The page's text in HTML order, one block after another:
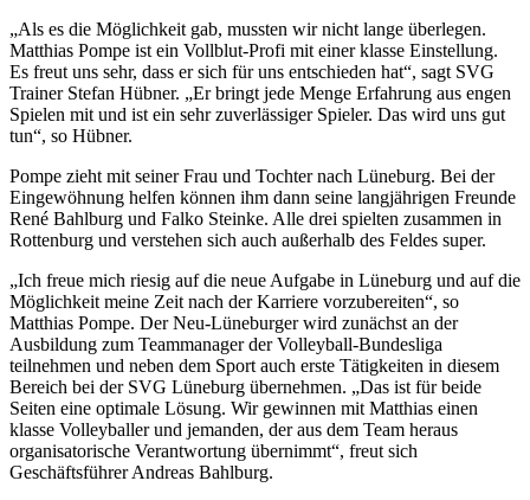
„Als es die Möglichkeit gab, mussten wir nicht lange überlegen.
Matthias Pompe ist ein Vollblut-Profi mit einer klasse Einstellung.
Es freut uns sehr, dass er sich für uns entschieden hat“, sagt SVG
Trainer Stefan Hübner. „Er bringt jede Menge Erfahrung aus engen
Spielen mit und ist ein sehr zuverlässiger Spieler. Das wird uns gut
tun“, so Hübner.
Pompe zieht mit seiner Frau und Tochter nach Lüneburg. Bei der
Eingewöhnung helfen können ihm dann seine langjährigen Freunde
René Bahlburg und Falko Steinke. Alle drei spielten zusammen in
Rottenburg und verstehen sich auch außerhalb des Feldes super.
„Ich freue mich riesig auf die neue Aufgabe in Lüneburg und auf die
Möglichkeit meine Zeit nach der Karriere vorzubereiten“, so
Matthias Pompe. Der Neu-Lüneburger wird zunächst an der
Ausbildung zum Teammanager der Volleyball-Bundesliga
teilnehmen und neben dem Sport auch erste Tätigkeiten in diesem
Bereich bei der SVG Lüneburg übernehmen. „Das ist für beide
Seiten eine optimale Lösung. Wir gewinnen mit Matthias einen
klasse Volleyballer und jemanden, der aus dem Team heraus
organisatorische Verantwortung übernimmt“, freut sich
Geschäftsführer Andreas Bahlburg.